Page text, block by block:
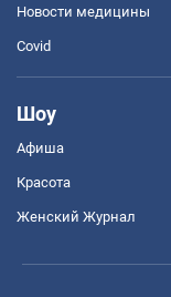
Новости медицины
Covid
Шоу
Афиша
Красота
Женский Журнал